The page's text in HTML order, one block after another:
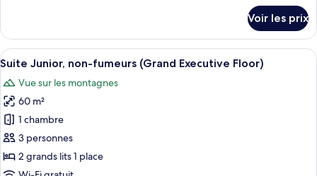
fumeurs
le
type
de
Suite
Familiale,
non-
fumeurs
Voir les prix
Afficher
toutes
les
photos
pour
ce
type
de
Une chambre d’hôtel avec deux lits,
11
Suite Junior, non-fumeurs (Grand Executive Floor)
Vue sur les montagnes
60 m²
1 chambre
3 personnes
2 grands lits 1 place